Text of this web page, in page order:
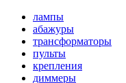
лампы
абажуры
трансформаторы
пульты
крепления
диммеры